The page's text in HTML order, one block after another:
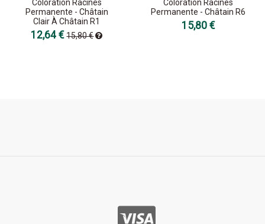
Coloration Racines
Permanente - Châtain
Clair À Châtain R1
12,64 €15,80 €
Coloration Racines
Permanente - Châtain R6
15,80 €